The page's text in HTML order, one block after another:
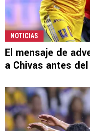
NOTICIAS
El mensaje de
a Chivas antes